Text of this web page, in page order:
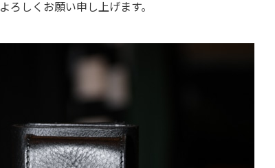
よろしくお願い申し上げます。